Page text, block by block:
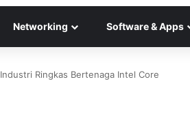
Networking Software & Apps
Ringkas Bertenaga Intel Core